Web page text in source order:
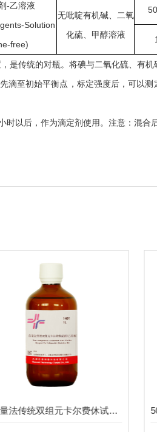
-乙溶液
Solution
free)
无吡啶有机碱、二氧
化硫、甲醇溶液
是传统的对瓶。将碘与二氧化硫、有
滴至初始平衡点，标定强度后，可以
以后，作为滴定剂使用。注意：混
1L容量法传统双组元卡尔费休试剂-乙溶液1401-二氧化硫、吡啶、甲醇溶液